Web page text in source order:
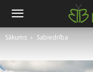
Sākums Sabiedrība